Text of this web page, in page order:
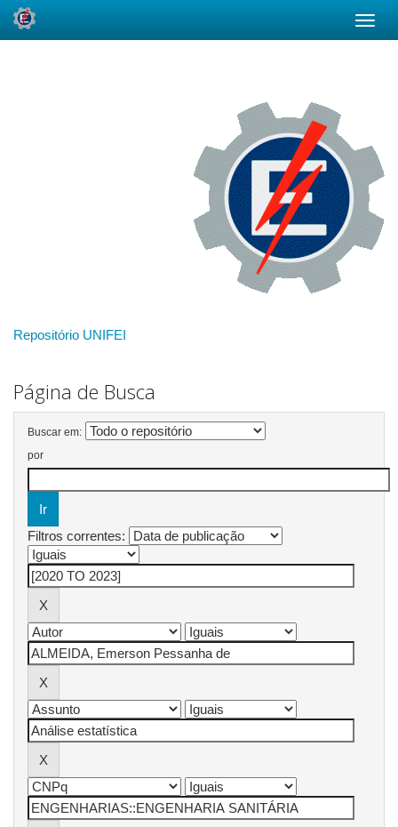
Repositório UNIFEI
Página de Busca
Buscar em:
por
Filtros correntes: